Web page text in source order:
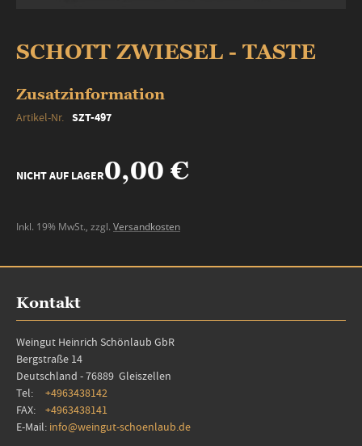
der
springen
SCHOTT ZWIESEL - TASTE
Zusatzinformation
Zusatzinformation
SZT-497
NICHT AUF LAGER0,00 €
Inkl. 19% MwSt., zzgl. Versandkosten
Kontakt
Weingut Heinrich Schönlaub GbR
Bergstraße 14
Deutschland - 76889 Gleiszellen
Tel: +4963438142
FAX: +4963438141
E-Mail: info@weingut-schoenlaub.de